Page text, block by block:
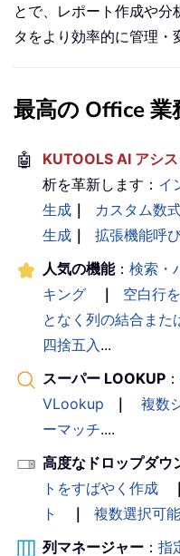
とで、レポート作成や
タをより効率的に管理・
最高の Office
🤖 KUTOOLS AI アシス
析を革新します： イ
生成 ｜ カスタム数
生成 ｜ 拡張機能呼
人気の機能： 検索・
キング
｜ 空白行
となく列の結合また
四捨五入 ...
スーパー LOOKUP ：
VLookup
｜ 複数
ーマッチ....
高度なドロップダウ
トをすばやく作成
｜
ト
｜ 複数選択可
列マネージャー ： 指